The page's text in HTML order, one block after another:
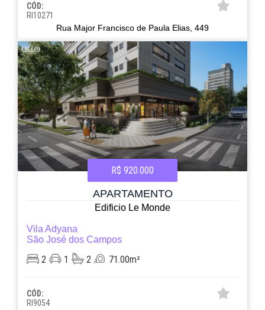
CÓD:
RI10271
Rua Major Francisco de Paula Elias, 449
R$ 920.000
APARTAMENTO
Edificio Le Monde
Vila Adyana
São José dos Campos
2 1 2 71.00m²
CÓD:
RI9054